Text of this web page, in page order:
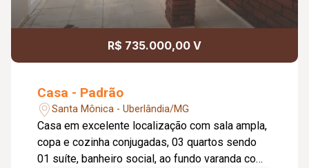
R$ 735.000,00 V
Casa - Padrão
Santa Mônica - Uberlândia/MG
Casa em excelente localização com sala ampla,
copa e cozinha conjugadas, 03 quartos sendo
01 suíte, banheiro social, ao fundo varanda com